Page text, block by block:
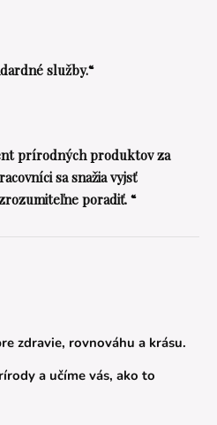
služby.“
prírodných produktov za
sa snažia vyjsť
poradiť. “
zdravie, rovnováhu a krásu.
a učíme vás, ako to